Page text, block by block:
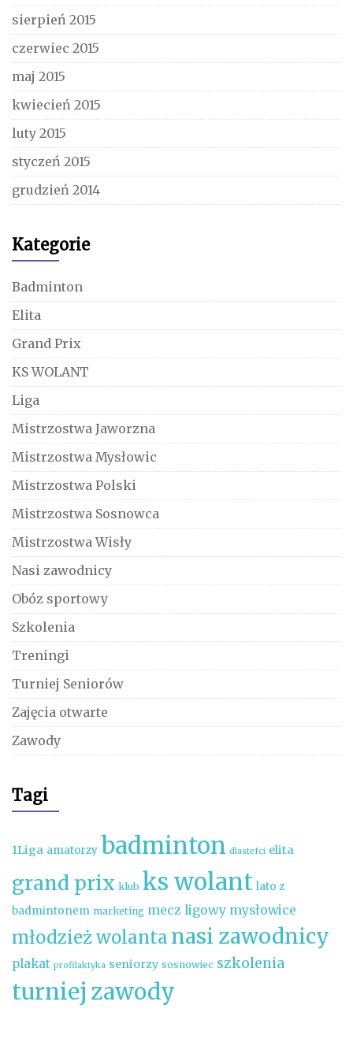
sierpień 2015
czerwiec 2015
maj 2015
kwiecień 2015
luty 2015
styczeń 2015
grudzień 2014
Kategorie
Badminton
Elita
Grand Prix
KS WOLANT
Liga
Mistrzostwa Jaworzna
Mistrzostwa Mysłowic
Mistrzostwa Polski
Mistrzostwa Sosnowca
Mistrzostwa Wisły
Nasi zawodnicy
Obóz sportowy
Szkolenia
Treningi
Turniej Seniorów
Zajęcia otwarte
Zawody
Tagi
1Liga amatorzy badminton dlastefci elita
grand prix klub ks wolant lato z
badmintonem marketing mecz ligowy mysłowice
młodzież wolanta nasi zawodnicy
plakat profilaktyka seniorzy sosnowiec szkolenia
turniej zawody